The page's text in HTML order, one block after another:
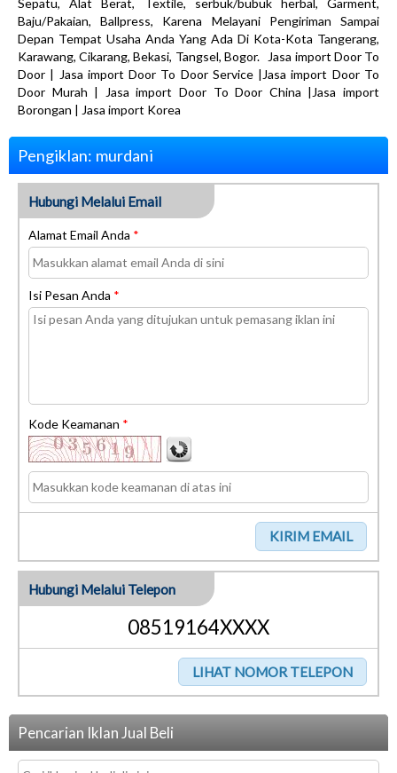
Sepatu, Alat Berat, Textile, serbuk/bubuk herbal, Garment,
Baju/Pakaian, Ballpress, Karena Melayani Pengiriman Sampai
Depan Tempat Usaha Anda Yang Ada Di Kota-Kota Tangerang,
Karawang, Cikarang, Bekasi, Tangsel, Bogor. Jasa import Door To
Door | Jasa import Door To Door Service |Jasa import Door To
Door Murah | Jasa import Door To Door China |Jasa import
Borongan | Jasa import Korea
Pengiklan: murdani
Hubungi Melalui Email
Alamat Email Anda *
Isi Pesan Anda *
Kode Keamanan *
Hubungi Melalui Telepon
08519164XXXX
Pencarian Iklan Jual Beli